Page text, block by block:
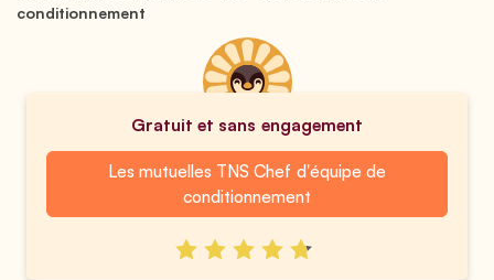
conditionnement
Gratuit et sans engagement
Les mutuelles TNS Chef d'équipe de
conditionnement